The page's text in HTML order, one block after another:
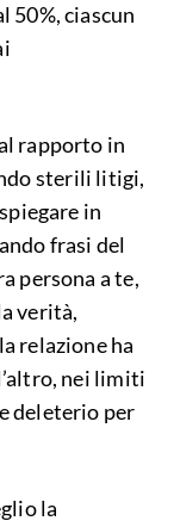
50%, ciascun
rapporto in
sterili litigi,
in
frasi del
persona a te,
verità,
relazione ha
nei limiti
deleterio per
la